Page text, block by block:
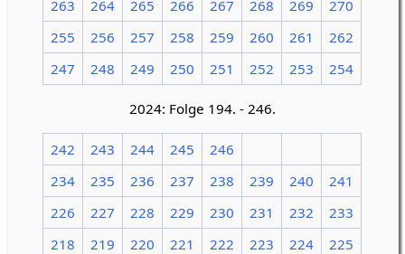
263
264 265 266 267 268 269
270
255
256 257 258 259 260 261
262
247
248 249 250 251 252 253 254
2024: Folge 194. - 246.
242 243 244 245
246
234
235 236 237 238 239 240
241
226
227 228 229 230 231 232
233
218
219 220 221 222 223 224
225